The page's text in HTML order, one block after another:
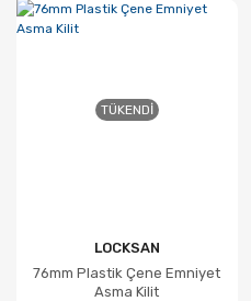
TÜKENDI
LOCKSAN
76mm Plastik Çene Emniyet
Asma Kilit